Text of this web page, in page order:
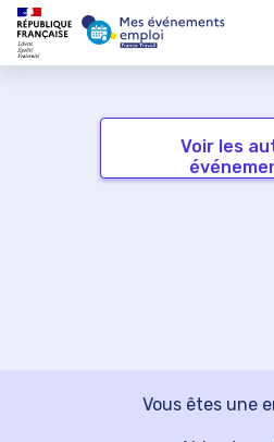
Voir les
Vous êtes une